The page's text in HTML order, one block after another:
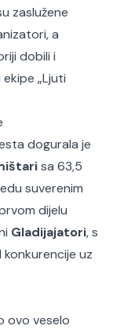
zaslužene
a
dobili i
„Ljuti
dogurala je
sa 63,5
suverenim
dijelu
Gladijajatori, s
uz
ovo veselo